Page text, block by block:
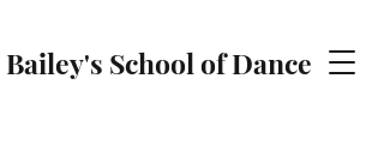
Bailey's School of Dance